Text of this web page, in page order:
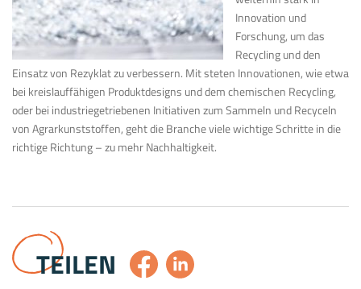
Innovation und
Forschung, um das
Recycling und den
Einsatz von Rezyklat zu verbessern. Mit steten Innovationen, wie etwa
bei kreislauffähigen Produktdesigns und dem chemischen Recycling,
oder bei industriegetriebenen Initiativen zum Sammeln und Recyceln
von Agrarkunststoffen, geht die Branche viele wichtige Schritte in die
richtige Richtung – zu mehr Nachhaltigkeit.
TEILEN